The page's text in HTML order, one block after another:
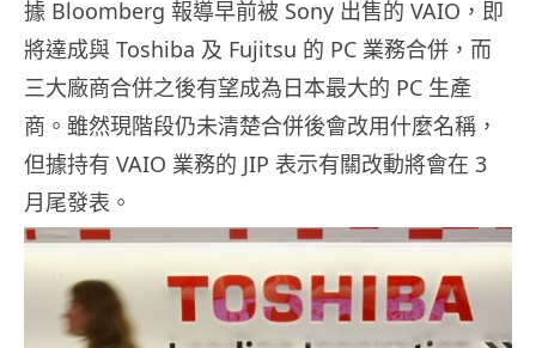
據 Bloomberg 報導早前被 Sony 出售的 VAIO，即
將達成與 Toshiba 及 Fujitsu 的 PC 業務合併，而
三大廠商合併之後有望成為日本最大的 PC 生產
商。雖然現階段仍未清楚合併後會改用什麼名稱，
但據持有 VAIO 業務的 JIP 表示有關改動將會在 3
月尾發表。